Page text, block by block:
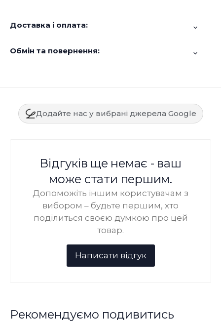
Доставка і оплата:
Обмін та повернення:
Додайте нас у вибрані джерела Google
Відгуків ще немає - ваш
може стати першим.
Допоможіть іншим користувачам з
вибором – будьте першим, хто
поділиться своєю думкою про цей
товар.
Рекомендуємо подивитись